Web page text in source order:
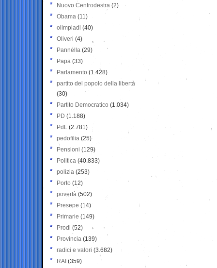
Nuovo Centrodestra (2)
Obama (11)
olimpiadi (40)
Oliveri (4)
Pannella (29)
Papa (33)
Parlamento (1.428)
partito del popolo della libertà
(30)
Partito Democratico (1.034)
PD (1.188)
PdL (2.781)
pedofilia (25)
Pensioni (129)
Politica (40.833)
polizia (253)
Porto (12)
povertà (502)
Presepe (14)
Primarie (149)
Prodi (52)
Provincia (139)
radici e valori (3.682)
RAI (359)